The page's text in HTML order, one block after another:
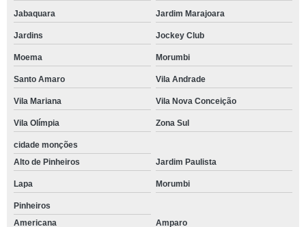
Jabaquara Jardim Marajoara
Jardins Jockey Club
Moema Morumbi
Santo Amaro Vila Andrade
Vila Mariana Vila Nova Conceição
Vila Olímpia Zona Sul
cidade monções
Alto de Pinheiros
Jardim Paulista
Lapa Morumbi
Pinheiros
Americana
Amparo